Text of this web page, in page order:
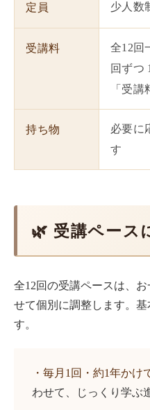
定員 少人数
受講料
全12回
回ず
「受
持ち物
必要に
す
🌿 受講ペース
全12回の受講ペースは、
せて個別に調整します。
す。
・毎月1回・約1年かけ
わせて、じっくり学ぶ